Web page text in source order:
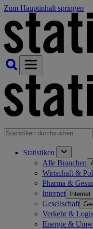
Zum Hauptinhalt springen
Statistiken
Alle Branchen
Wirtschaft &
Pharma &
Internet Internet
Gesellschaft
Verkehr &
Energie &